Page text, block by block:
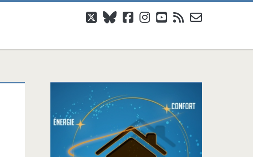
twitterblueskyfacebook
instagram
youtube
rss email-
Barre
latérale
principale